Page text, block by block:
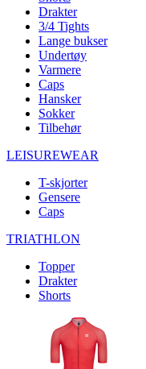
Drakter
3/4 Tights
Lange bukser
Undertøy
Varmere
Caps
Hansker
Sokker
Tilbehør
LEISUREWEAR
T-skjorter
Gensere
Caps
TRIATHLON
Topper
Drakter
Shorts